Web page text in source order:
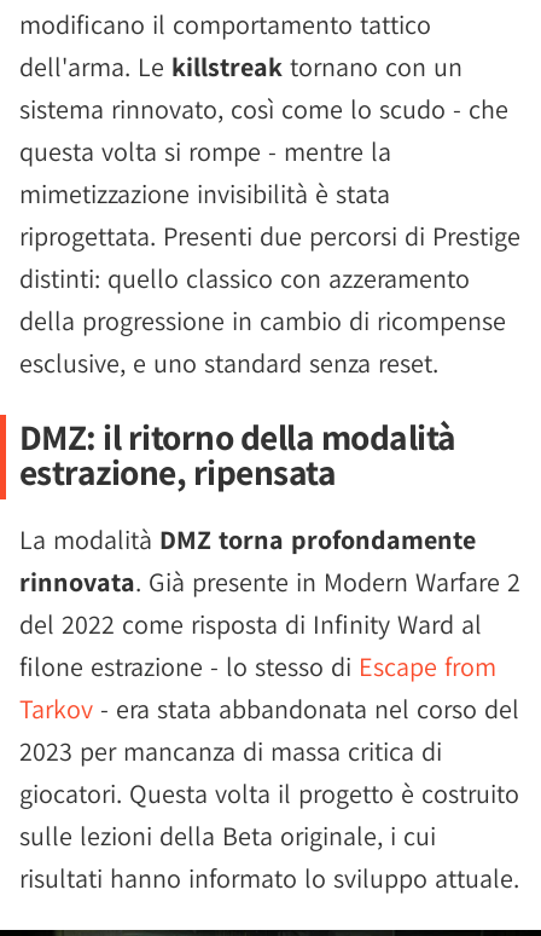
modificano il comportamento tattico
dell'arma. Le killstreak tornano con un
sistema rinnovato, così come lo scudo - che
questa volta si rompe - mentre la
mimetizzazione invisibilità è stata
riprogettata. Presenti due percorsi di Prestige
distinti: quello classico con azzeramento
della progressione in cambio di ricompense
esclusive, e uno standard senza reset.
DMZ: il ritorno della modalità
estrazione, ripensata
La modalità DMZ torna profondamente
rinnovata. Già presente in Modern Warfare 2
del 2022 come risposta di Infinity Ward al
filone estrazione - lo stesso di Escape from
Tarkov - era stata abbandonata nel corso del
2023 per mancanza di massa critica di
giocatori. Questa volta il progetto è costruito
sulle lezioni della Beta originale, i cui
risultati hanno informato lo sviluppo attuale.